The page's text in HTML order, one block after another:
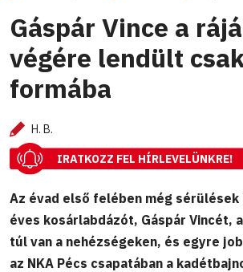
Gáspár Vince a
végére lendült
formába
H. B.
IRATKOZZ FEL HÍRLEVELÜNKRE!
Az évad első felében még
éves kosárlabdázót, Gáspár Vincét,
túl van a nehézségeken, és egyre
az NKA Pécs csapatában a